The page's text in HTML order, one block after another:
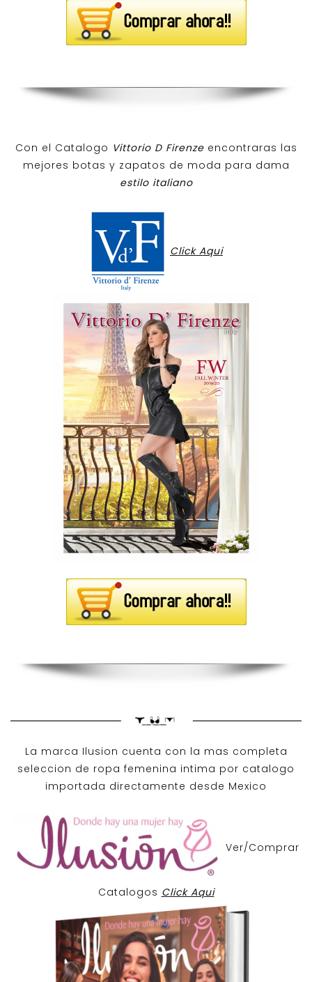
Con el Catalogo Vittorio D Firenzeencontraras las
mejores botas y zapatos de moda para dama
estilo italiano
Click Aqui
La marca Ilusion cuenta con la mas completa
seleccion de ropa femenina intima por catalogo
importada directamente desde Mexico
Ver/Comprar
Catalogos Click Aqui